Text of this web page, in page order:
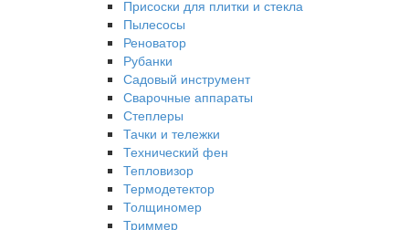
Присоски для плитки и стекла
Пылесосы
Реноватор
Рубанки
Садовый инструмент
Сварочные аппараты
Степлеры
Тачки и тележки
Технический фен
Тепловизор
Термодетектор
Толщиномер
Триммер